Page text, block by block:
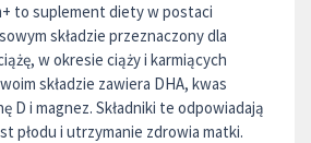
to suplement diety w postaci
składzie przeznaczony dla
w okresie ciąży i karmiących
składzie zawiera DHA, kwas
D i magnez. Składniki te odpowiadają
płodu i utrzymanie zdrowia matki.